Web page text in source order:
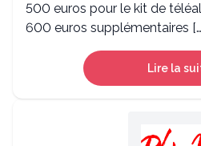
500 euros pour le kit de
600 euros supplémentaires
Lire la